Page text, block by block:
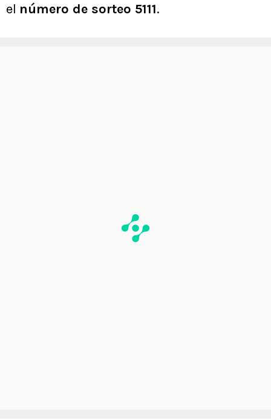
el número de sorteo 5111.